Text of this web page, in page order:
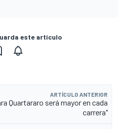
este artículo
ARTÍCULO ANTERIOR
Quartararo será mayor en cada
carrera"